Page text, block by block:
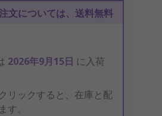
文については、送料無料
2026年9月15日 に入荷
リックすると、在庫と配
。